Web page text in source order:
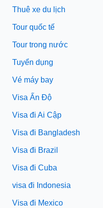
Thuê xe du lịch
Tour quốc tế
Tour trong nước
Tuyển dụng
Vé máy bay
Visa Ấn Độ
Visa đi Ai Cập
Visa đi Bangladesh
Visa đi Brazil
Visa đi Cuba
visa đi Indonesia
Visa đi Mexico